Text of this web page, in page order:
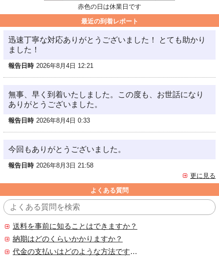
赤色の日は休業日です
最近の到着レポート
迅速丁寧な対応ありがとうございました！ とても助かり
ました！
報告日時 2026年8月4日 12:21
無事、早く到着いたしました。この度も、お世話になり
ありがとうございました。
報告日時 2026年8月4日 0:33
今回もありがとうございました。
報告日時 2026年8月3日 21:58
更に見る
よくある質問
送料を事前に知ることはできますか？
納期はどのくらいかかりますか？
代金の支払いはどのような方法ですか？